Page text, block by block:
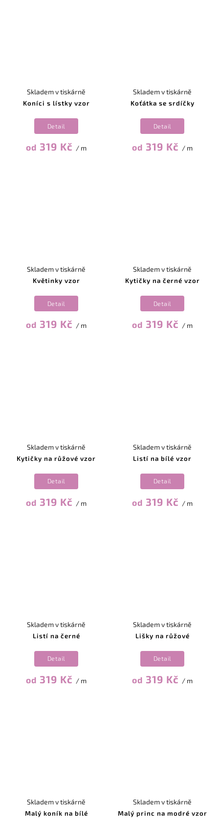
Koníci s lístky vzor
Skladem v tiskárně
od 319 Kč / m
Detail
Koťátka se srdíčky
Skladem v tiskárně
od 319 Kč / m
Detail
Květinky vzor
Skladem v tiskárně
od 319 Kč / m
Detail
Kytičky na černé vzor
Skladem v tiskárně
od 319 Kč / m
Detail
Kytičky na růžové vzor
Skladem v tiskárně
od 319 Kč / m
Detail
Listí na bílé vzor
Skladem v tiskárně
od 319 Kč / m
Detail
Listí na černé
Skladem v tiskárně
od 319 Kč / m
Detail
Lišky na růžové
Skladem v tiskárně
od 319 Kč / m
Detail
Malý koník na bílé
Skladem v tiskárně
Malý princ na modré vzor
Skladem v tiskárně